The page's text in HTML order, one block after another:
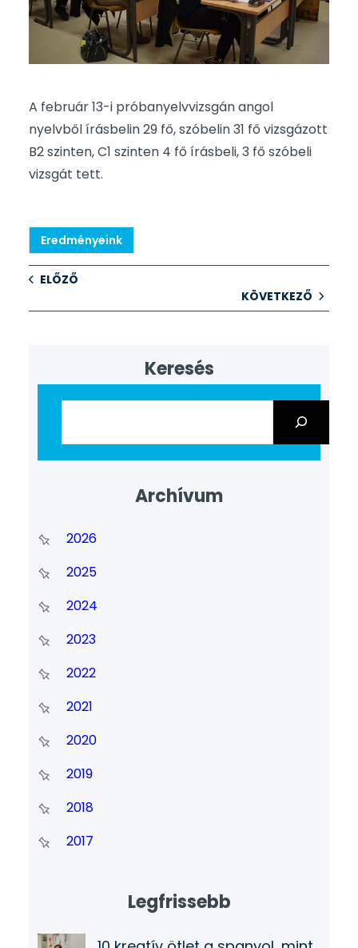
A február 13-i próbanyelvvizsgán angol
nyelvből írásbelin 29 fő, szóbelin 31 fő vizsgázott
B2 szinten, C1 szinten 4 fő írásbeli, 3 fő szóbeli
vizsgát tett.
Eredményeink
ELŐZŐ
KÖVETKEZŐ
Keresés
Archívum
2026
2025
2024
2023
2022
2021
2020
2019
2018
2017
Legfrissebb